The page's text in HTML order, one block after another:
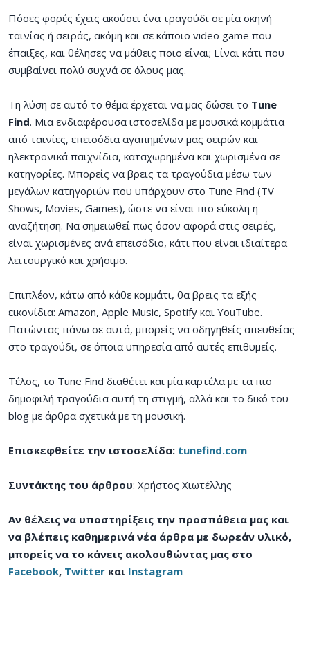
Πόσες φορές έχεις ακούσει ένα τραγούδι σε μία σκηνή
ταινίας ή σειράς, ακόμη και σε κάποιο video game που
έπαιξες, και θέλησες να μάθεις ποιο είναι; Είναι κάτι που
συμβαίνει πολύ συχνά σε όλους μας.
Τη λύση σε αυτό το θέμα έρχεται να μας δώσει το Tune
Find. Μια ενδιαφέρουσα ιστοσελίδα με μουσικά κομμάτια
από ταινίες, επεισόδια αγαπημένων μας σειρών και
ηλεκτρονικά παιχνίδια, καταχωρημένα και χωρισμένα σε
κατηγορίες. Μπορείς να βρεις τα τραγούδια μέσω των
μεγάλων κατηγοριών που υπάρχουν στο Tune Find (TV
Shows, Movies, Games), ώστε να είναι πιο εύκολη η
αναζήτηση. Να σημειωθεί πως όσον αφορά στις σειρές,
είναι χωρισμένες ανά επεισόδιο, κάτι που είναι ιδιαίτερα
λειτουργικό και χρήσιμο.
Επιπλέον, κάτω από κάθε κομμάτι, θα βρεις τα εξής
εικονίδια: Amazon, Apple Music, Spotify και YouTube.
Πατώντας πάνω σε αυτά, μπορείς να οδηγηθείς απευθείας
στο τραγούδι, σε όποια υπηρεσία από αυτές επιθυμείς.
Τέλος, το Tune Find διαθέτει και μία καρτέλα με τα πιο
δημοφιλή τραγούδια αυτή τη στιγμή, αλλά και το δικό του
blog με άρθρα σχετικά με τη μουσική.
Επισκεφθείτε την ιστοσελίδα: tunefind.com
Συντάκτης του άρθρου: Χρήστος Χιωτέλλης
Αν θέλεις να υποστηρίξεις την προσπάθεια μας και
να βλέπεις καθημερινά νέα άρθρα με δωρεάν υλικό,
μπορείς να το κάνεις ακολουθώντας μας στο
Facebook, Twitter και Instagram